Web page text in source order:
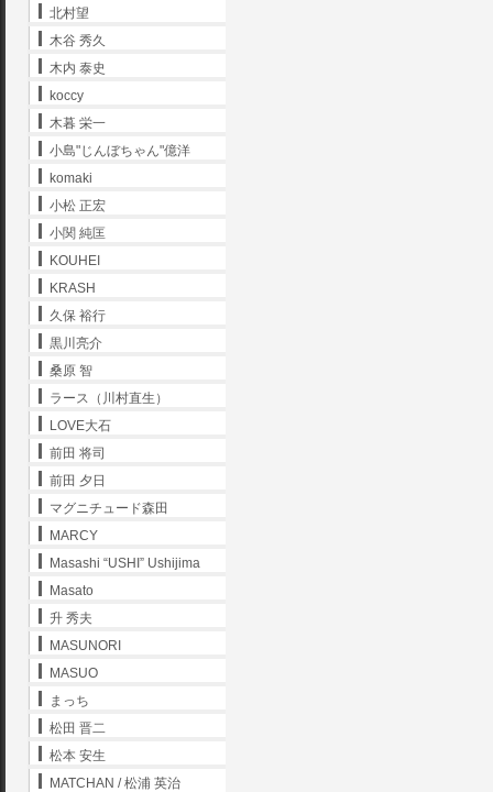
北村望
木谷 秀久
木内 泰史
koccy
木暮 栄一
小島"じんぼちゃん"億洋
komaki
小松 正宏
小関 純匡
KOUHEI
KRASH
久保 裕行
黒川亮介
桑原 智
ラース（川村直生）
LOVE大石
前田 将司
前田 夕日
マグニチュード森田
MARCY
Masashi “USHI” Ushijima
Masato
升 秀夫
MASUNORI
MASUO
まっち
松田 晋二
松本 安生
MATCHAN / 松浦 英治